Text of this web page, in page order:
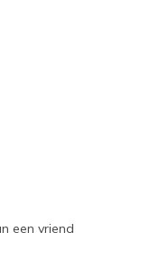
een vriend